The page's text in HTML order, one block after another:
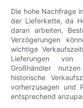
Die hohe Nachfrage
der Lieferkette, da
daran arbeiten,
Verzögerungen
wichtige
Lieferungen von
Großhändler
historische
vorherzusagen und
entsprechend